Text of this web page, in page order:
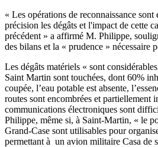
« Les opérations de reconnaissance
précision les dégâts et l'impact de cette
précédent » a affirmé M. Philippe,
des bilans et la « prudence » nécessaire
Les dégâts matériels « sont
Saint Martin sont touchées, dont 60%
coupée, l’eau potable est absente,
routes sont encombrées et partiellement
communications électroniques sont
Philippe, même si, à Saint-Martin, « le
Grand-Case sont utilisables pour
permettant à un avion militaire Casa de